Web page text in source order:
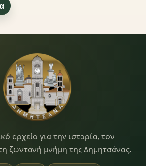
αρχείο για την ιστορία, τον
ζωντανή μνήμη της Δημητσάνας.